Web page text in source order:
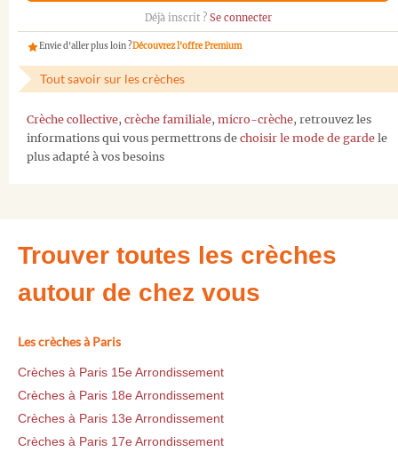
Déjà inscrit ? Se connecter
Envie d'aller plus loin ?Découvrez l'offre Premium
Tout savoir sur les crèches
Crèche collective, crèche familiale, micro-crèche, retrouvez les
informations qui vous permettrons de choisir le mode de garde le
plus adapté à vos besoins
Trouver toutes les crèches
autour de chez vous
Les crèches à Paris
Crèches à Paris 15e Arrondissement
Crèches à Paris 18e Arrondissement
Crèches à Paris 13e Arrondissement
Crèches à Paris 17e Arrondissement